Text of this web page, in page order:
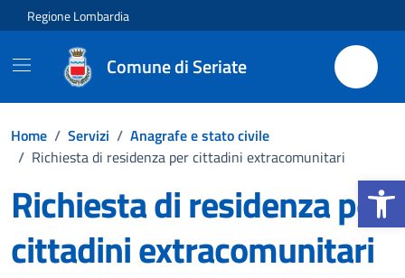
Apri la
Vai ai contenuti
Vai al footer
Regione Lombardia
Comune di Seriate
Home / Servizi / Anagrafe e stato civile
/ Richiesta di residenza per cittadini extracomunitari
Richiesta di residenza per
cittadini extracomunitari